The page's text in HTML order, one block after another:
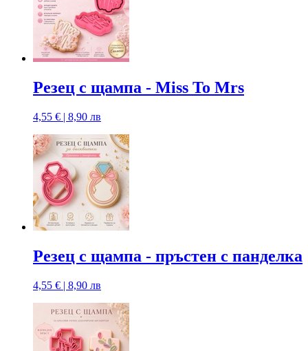
Резец с щампа - Miss To Mrs
4,55 € | 8,90 лв
Резец с щампа - пръстен с панделка
4,55 € | 8,90 лв